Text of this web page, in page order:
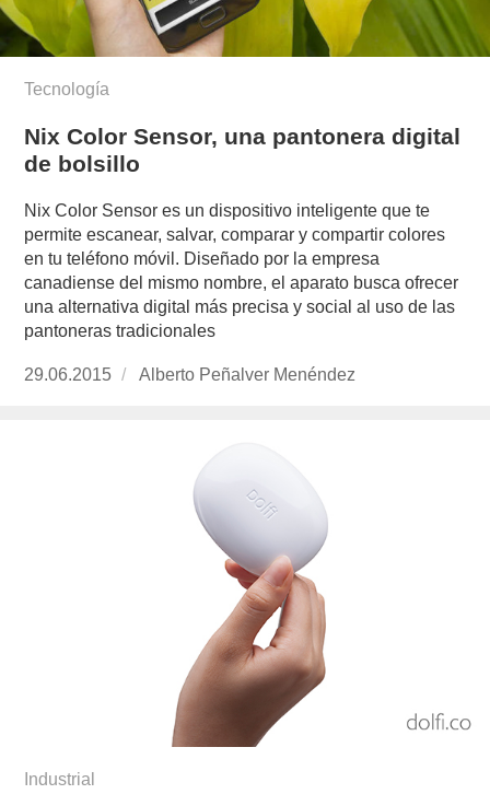
Tecnología
Nix Color Sensor, una pantonera digital
de bolsillo
Nix Color Sensor es un dispositivo inteligente que te
permite escanear, salvar, comparar y compartir colores
en tu teléfono móvil. Diseñado por la empresa
canadiense del mismo nombre, el aparato busca ofrecer
una alternativa digital más precisa y social al uso de las
pantoneras tradicionales
Publicado
29.06.2015
https://www.experimenta.es/author/alberto-
Alberto Peñalver Menéndez
Industrial